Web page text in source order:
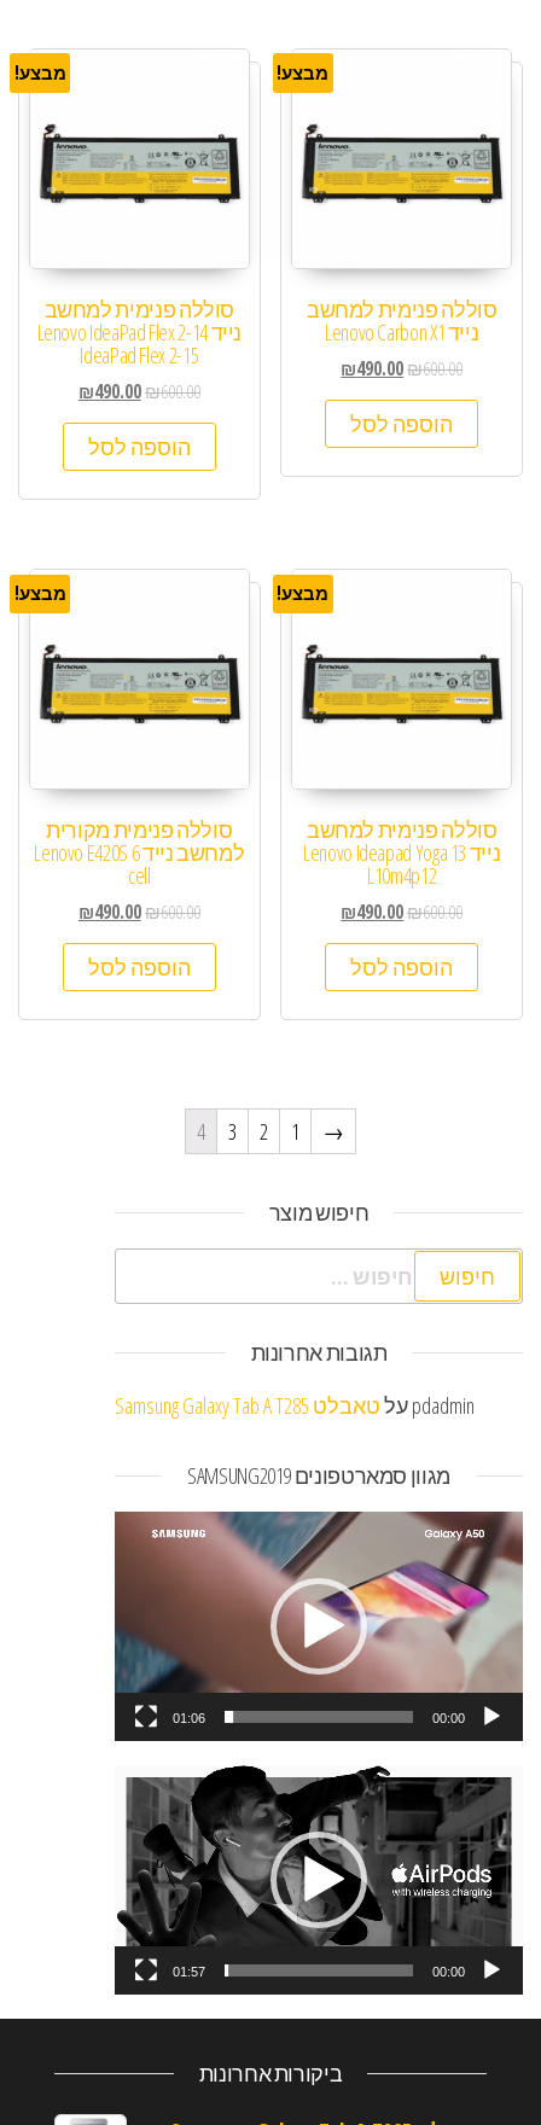
מבצע!
סוללה פנימית למחשב
נייד Lenovo Carbon X1
₪600.00
₪490.00
הוספה לסל
מבצע!
סוללה פנימית למחשב
נייד Lenovo IdeaPad Flex 2-14
IdeaPad Flex 2-15
₪600.00
₪490.00
הוספה לסל
מבצע!
סוללה פנימית למחשב
נייד Lenovo Ideapad Yoga 13
L10m4p12
₪600.00
₪490.00
הוספה לסל
מבצע!
סוללה פנימית מקורית
למחשב נייד Lenovo E420S 6
cell
₪600.00
₪490.00
הוספה לסל
→
1
2
3
4
חיפוש מוצר
חיפוש:
תגובות אחרונות
pdadminעלטאבלט Samsung Galaxy Tab A T285
מגוון סמארטפונים SAMSUNG2019
נגן
וידאו
00:00
01:06
נגן
וידאו
00:00
01:57
ביקורות אחרונות